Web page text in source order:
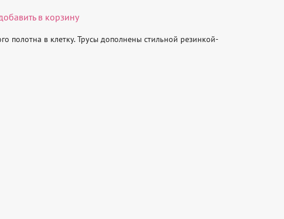
в корзину
полотна в клетку. Трусы дополнены стильной резинкой-